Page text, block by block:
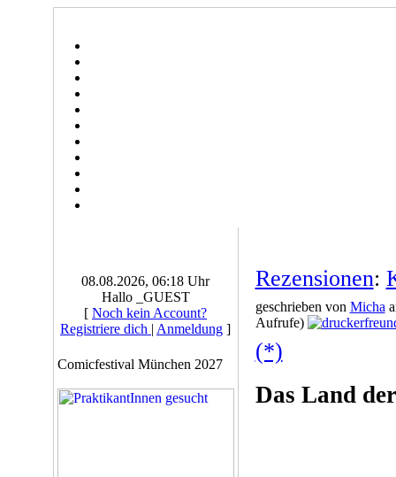
08.08.2026, 06:18 Uhr
Hallo _GUEST
[ Noch kein Account?
Registriere dich | Anmeldung ]
Comicfestival München 2027
Rezensionen:
geschrieben von Micha
Aufrufe)
(*)
Das Land